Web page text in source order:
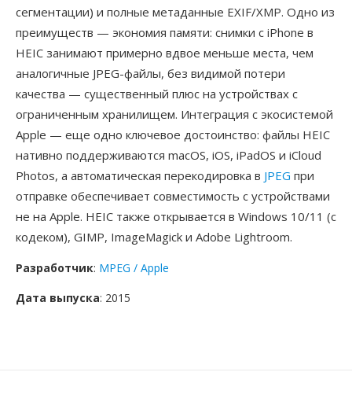
сегментации) и полные метаданные EXIF/XMP. Одно из
преимуществ — экономия памяти: снимки с iPhone в
HEIC занимают примерно вдвое меньше места, чем
аналогичные JPEG-файлы, без видимой потери
качества — существенный плюс на устройствах с
ограниченным хранилищем. Интеграция с экосистемой
Apple — еще одно ключевое достоинство: файлы HEIC
нативно поддерживаются macOS, iOS, iPadOS и iCloud
Photos, а автоматическая перекодировка в JPEG при
отправке обеспечивает совместимость с устройствами
не на Apple. HEIC также открывается в Windows 10/11 (с
кодеком), GIMP, ImageMagick и Adobe Lightroom.
Разработчик: MPEG / Apple
Дата выпуска: 2015